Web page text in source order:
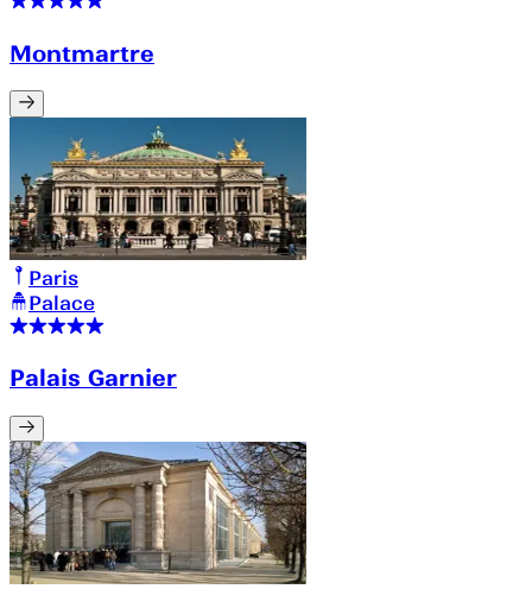
Montmartre
Paris
Palace
Palais Garnier